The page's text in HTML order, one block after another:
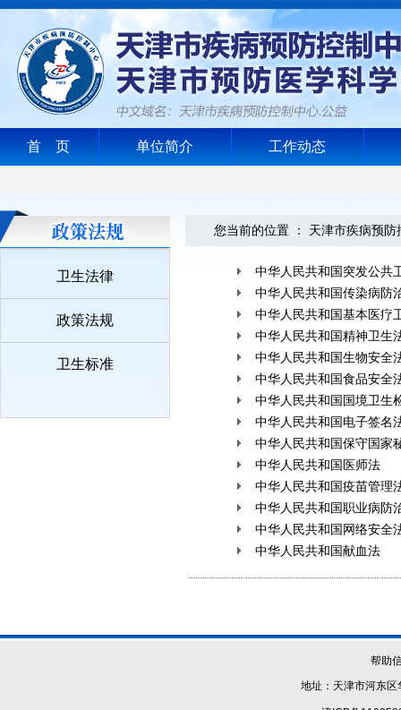
首 页 单位简介 工作动态
卫生法律
政策法规
卫生标准
您当前的位置 ： 天津市疾病预防
中华人民共和国突发公共
中华人民共和国传染病防
中华人民共和国基本医疗
中华人民共和国精神卫生
中华人民共和国生物安全
中华人民共和国食品安全
中华人民共和国国境卫生
中华人民共和国电子签名
中华人民共和国保守国家
中华人民共和国医师法
中华人民共和国疫苗管理
中华人民共和国职业病防
中华人民共和国网络安全
中华人民共和国献血法
帮助
地址：天津市河